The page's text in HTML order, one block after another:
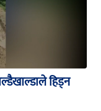
हिड्न